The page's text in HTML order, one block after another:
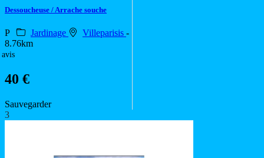
Dessoucheuse / Arrache souche
P Jardinage Villeparisis -
8.76km
avis
40 €
Sauvegarder
3